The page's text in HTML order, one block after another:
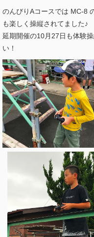
のんびりAコースでは MC-8
も楽しく操縦されてました♪
延期開催の10月27日も体験
い！